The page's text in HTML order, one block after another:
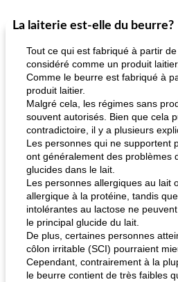
30 min
Marques de confiance: recettes et
fiesta tostadas le
La laiterie est-elle du beurre?
Tout ce qui est fabriqué à partir
considéré comme un produit laitier.
Comme le beurre est fabriqué à
produit laitier.
Malgré cela, les régimes sans
souvent autorisés. Bien que cela
contradictoire, il y a plusieurs
Les personnes qui ne supportent
ont généralement des problèmes
glucides dans le lait.
Les personnes allergiques au lait
allergique à la protéine, tandis
intolérantes au lactose ne
le principal glucide du lait.
De plus, certaines personnes
côlon irritable (SCI) pourraient
Cependant, contrairement à la
le beurre contient de très faibles